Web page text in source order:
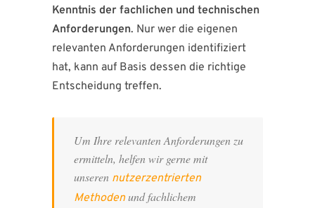
Kenntnis der fachlichen und technischen
Anforderungen. Nur wer die eigenen
relevanten Anforderungen identifiziert
hat, kann auf Basis dessen die richtige
Entscheidung treffen.
Um Ihre relevanten Anforderungen zu
ermitteln, helfen wir gerne mit
unseren nutzerzentrierten
Methodenund fachlichem